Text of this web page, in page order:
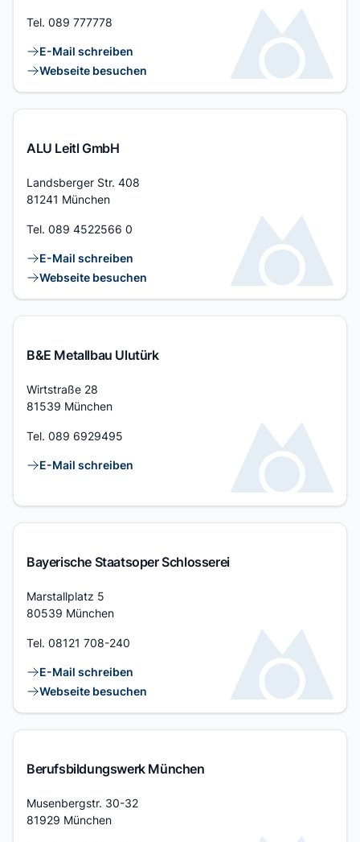
Tel. 089 777778
Kontaktlinks
E-Mail schreiben
Webseite besuchen
ALU Leitl GmbH
Adresse
Landsberger Str. 408
81241 München
Tel. 089 4522566 0
Kontaktlinks
E-Mail schreiben
Webseite besuchen
B&E Metallbau Ulutürk
Adresse
Wirtstraße 28
81539 München
Tel. 089 6929495
Kontaktlinks
E-Mail schreiben
Bayerische Staatsoper Schlosserei
Adresse
Marstallplatz 5
80539 München
Tel. 08121 708-240
Kontaktlinks
E-Mail schreiben
Webseite besuchen
Berufsbildungswerk München
Adresse
Musenbergstr. 30-32
81929 München